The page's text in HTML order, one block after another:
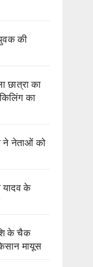
की
छात्रा का
का
ने नेताओं को
के
के चैक
मायूस